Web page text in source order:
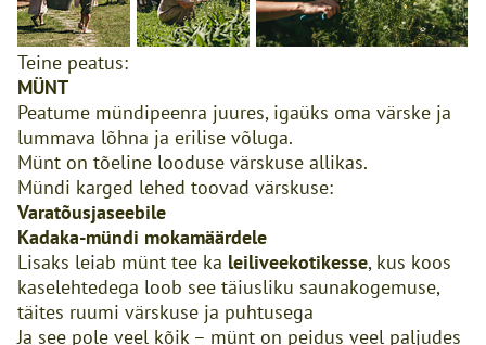
Teine peatus:
MÜNT
Peatume mündipeenra juures, igaüks oma värske ja
lummava lõhna ja erilise võluga.
Münt on tõeline looduse värskuse allikas.
Mündi karged lehed toovad värskuse:
Varatõusjaseebile
Kadaka-mündi mokamäärdele
Lisaks leiab münt tee ka leiliveekotikesse, kus koos
kaselehtedega loob see täiusliku saunakogemuse,
täites ruumi värskuse ja puhtusega
Ja see pole veel kõik – münt on peidus veel paljudes